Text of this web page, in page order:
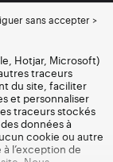
sans accepter >
Hotjar, Microsoft)
traceurs
du site, faciliter
et personnaliser
traceurs stockés
données à
cookie ou autre
l’exception de